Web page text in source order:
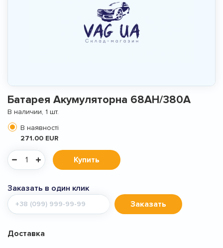
Батарея Акумуляторна 68АН/380А
В наличии, 1 шт.
В наявності
271.00 EUR
Купить
Заказать в один клик
Мобильный
телефон
Заказать
Доставка